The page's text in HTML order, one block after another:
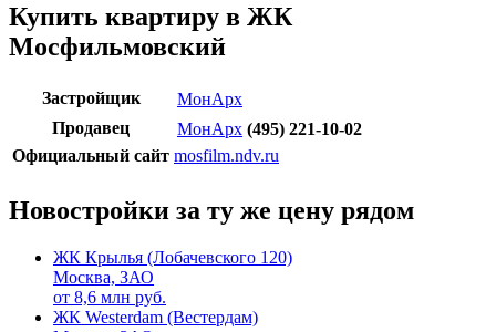
Купить квартиру в ЖК
Мосфильмовский
Застройщик
МонАрх
Продавец
МонАрх (495) 221-10-02
Официальный сайт mosfilm.ndv.ru
Новостройки за ту же цену рядом
ЖК Крылья (Лобачевского 120)
Москва, ЗАО
от 8,6 млн руб.
ЖК Westerdam (Вестердам)